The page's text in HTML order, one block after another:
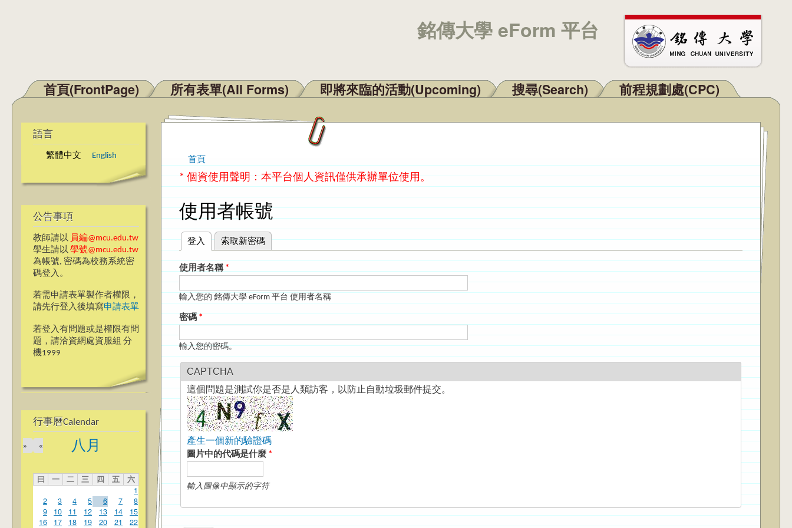
銘傳大學 eForm 平台
主選單
首頁(FrontPage) 所有表單(All Forms) 即將來臨的活動(Upcoming) 搜尋(Search) 前程規劃處(CPC)
語言
繁體中文 English
公告事項
教師請以 員編@mcu.edu.tw
學生請以 學號@mcu.edu.tw
為帳號, 密碼為校務系統密
碼登入。
若需申請表單製作者權限，
請先行登入後填寫申請表單
若登入有問題或是權限有問
題，請洽資網處資服組 分
機1999
行事曆Calendar
八月
«
»
曰 一 二 三 四 五
六
1
2
3 4 5 6 7
8
9
10 11 12 13 14
15
16
17 18 19 20 21
22
您在這裡
首頁
* 個資使用聲明：本平台個人資訊僅供承辦單位使用。
使用者帳號
主要索引標籤
登入 (作用中頁籤)
索取新密碼
使用者名稱 *
輸入您的 銘傳大學 eForm 平台 使用者名稱
密碼 *
輸入您的密碼。
CAPTCHA
這個問題是測試你是否是人類訪客，以防止自動垃圾郵件提交。
產生一個新的驗證碼
圖片中的代碼是什麼 *
輸入圖像中顯示的字符